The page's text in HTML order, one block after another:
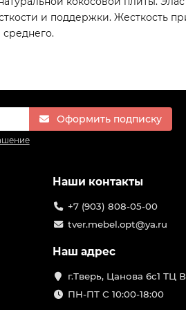
и поддержки. Жесткость
Оформить подписку
Наши контакты
+7 (903) 808-05-00
tver.mebel.opt@ya.ru
Наш адрес
г.Тверь, Цанова 6с1 ТЦ
ПН-ПТ С 10:00-18:00